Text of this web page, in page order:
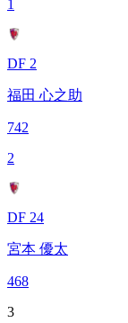
1
DF 2
福田 心之助
742
2
DF 24
宮本 優太
468
3